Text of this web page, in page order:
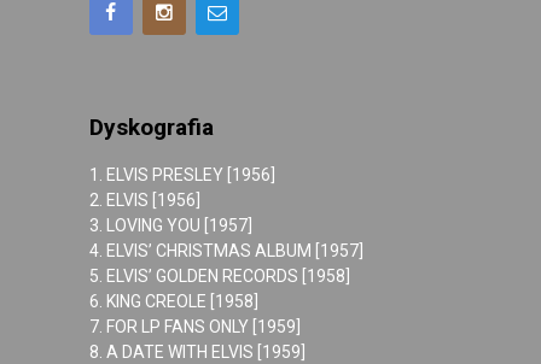
Dyskografia
1. ELVIS PRESLEY [1956]
2. ELVIS [1956]
3. LOVING YOU [1957]
4. ELVIS’ CHRISTMAS ALBUM [1957]
5. ELVIS’ GOLDEN RECORDS [1958]
6. KING CREOLE [1958]
7. FOR LP FANS ONLY [1959]
8. A DATE WITH ELVIS [1959]